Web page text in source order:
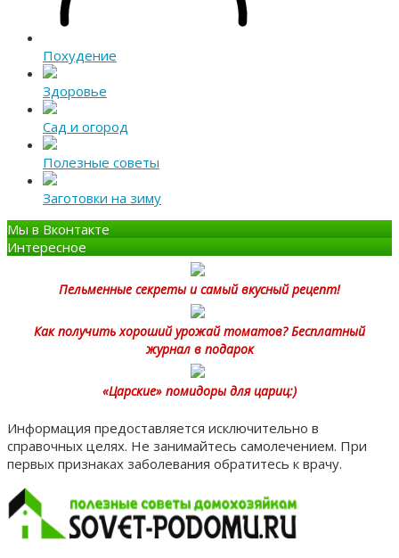
Похудение
Здоровье
Сад и огород
Полезные советы
Заготовки на зиму
Мы в Вконтакте
Интересное
Пельменные секреты и самый вкусный рецепт!
Как получить хороший урожай томатов? Бесплатный
журнал в подарок
«Царские» помидоры для цариц:)
Информация предоставляется исключительно в
справочных целях. Не занимайтесь самолечением. При
первых признаках заболевания обратитесь к врачу.